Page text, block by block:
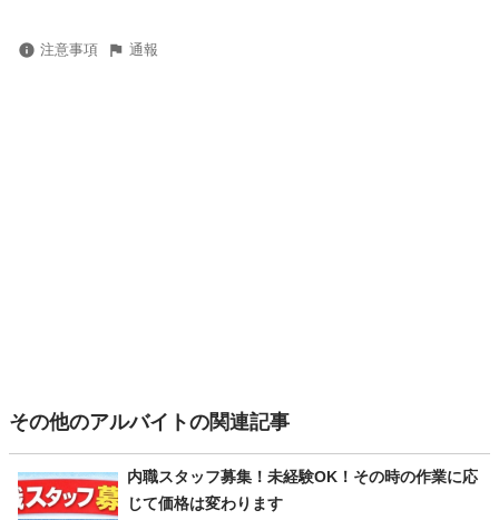
注意事項 通報
その他のアルバイトの関連記事
内職スタッフ募集！未経験OK！その時の作業に応
じて価格は変わります